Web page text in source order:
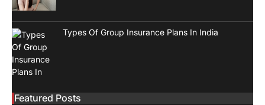
Types Of Group Insurance Plans In India
Featured Posts